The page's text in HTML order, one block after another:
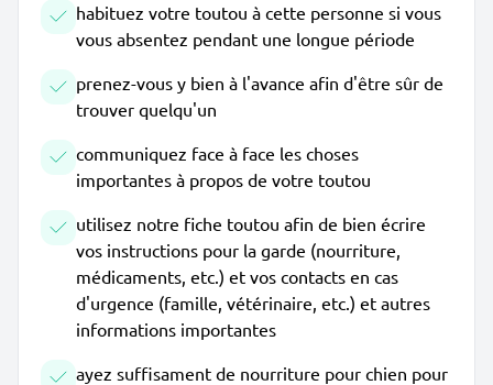
habituez votre toutou à cette personne si vous
vous absentez pendant une longue période
prenez-vous y bien à l'avance afin d'être sûr de
trouver quelqu'un
communiquez face à face les choses
importantes à propos de votre toutou
utilisez notre fiche toutou afin de bien écrire
vos instructions pour la garde (nourriture,
médicaments, etc.) et vos contacts en cas
d'urgence (famille, vétérinaire, etc.) et autres
informations importantes
ayez suffisament de nourriture pour chien pour